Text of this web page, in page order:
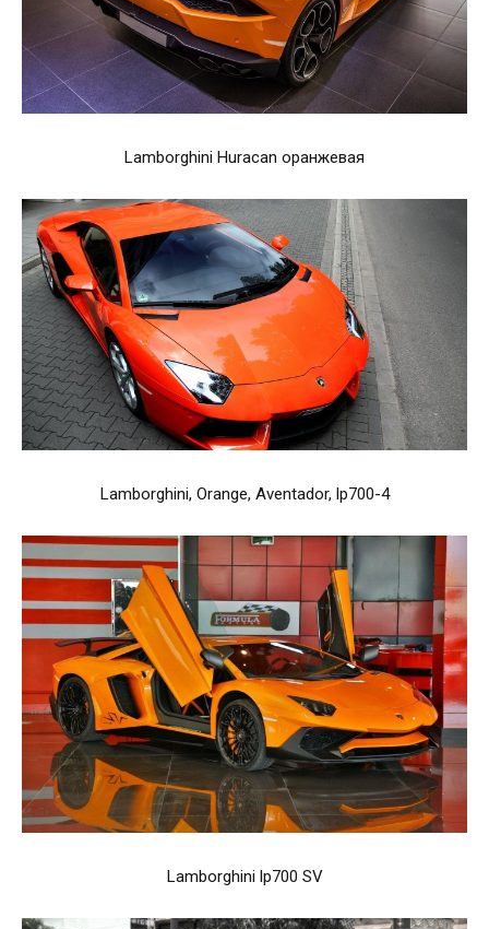
Lamborghini Huracan оранжевая
Lamborghini, Orange, Aventador, lp700-4
Lamborghini lp700 SV